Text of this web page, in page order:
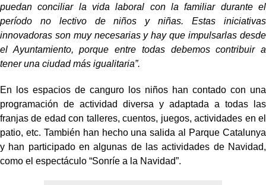
puedan conciliar la vida laboral con la familiar durante el
período no lectivo de niños y niñas. Estas iniciativas
innovadoras son muy necesarias y hay que impulsarlas desde
el Ayuntamiento, porque entre todas debemos contribuir a
tener una ciudad más igualitaria”.
En los espacios de canguro los niños han contado con una
programación de actividad diversa y adaptada a todas las
franjas de edad con talleres, cuentos, juegos, actividades en el
patio, etc. También han hecho una salida al Parque Catalunya
y han participado en algunas de las actividades de Navidad,
como el espectáculo “Sonríe a la Navidad”.